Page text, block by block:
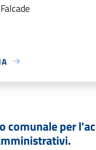
comunale per